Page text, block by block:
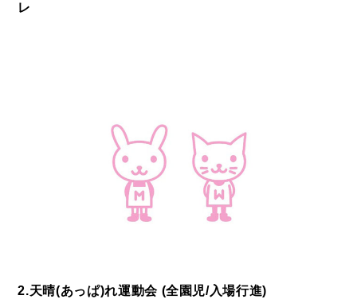
レ
2.天晴(あっぱ)れ運動会 (全園児/入場行進)